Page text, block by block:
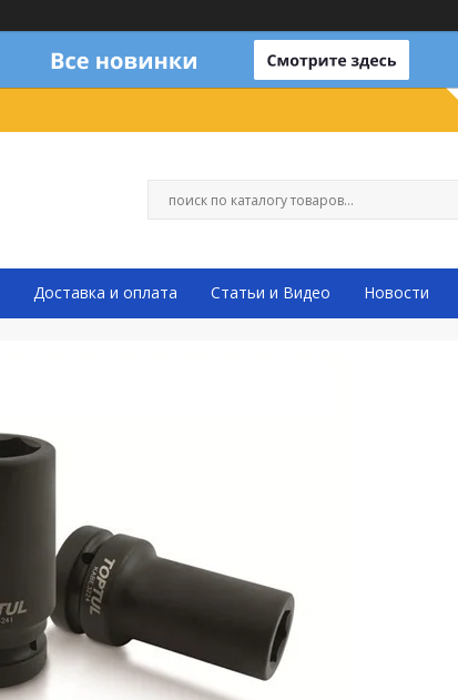
Доставка и оплата Статьи и Видео Новости